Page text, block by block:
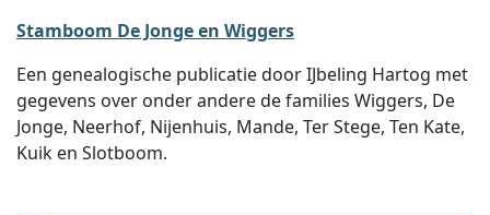
Stamboom De Jonge en Wiggers
Een genealogische publicatie door IJbeling Hartog met
gegevens over onder andere de families Wiggers, De
Jonge, Neerhof, Nijenhuis, Mande, Ter Stege, Ten Kate,
Kuik en Slotboom.